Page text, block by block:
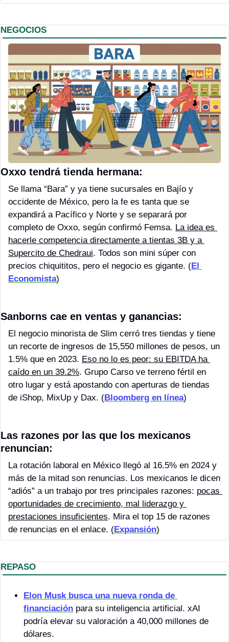
NEGOCIOS
Oxxo tendrá tienda hermana:
Se llama “Bara” y ya tiene sucursales en Bajío y
occidente de México, pero la fe es tanta que se
expandirá a Pacífico y Norte y se separará por
completo de Oxxo, según confirmó Femsa. La idea es
hacerle competencia directamente a tientas 3B y a
Supercito de Chedraui. Todos son mini súper con
precios chiquititos, pero el negocio es gigante. (El
Economista)
Sanborns cae en ventas y ganancias:
El negocio minorista de Slim cerró tres tiendas y tiene
un recorte de ingresos de 15,550 millones de pesos, un
1.5% que en 2023. Eso no lo es peor: su EBITDA ha
caído en un 39.2%. Grupo Carso ve terreno fértil en
otro lugar y está apostando con aperturas de tiendas
de iShop, MixUp y Dax. (Bloomberg en línea)
Las razones por las que los mexicanos
renuncian:
La rotación laboral en México llegó al 16.5% en 2024 y
más de la mitad son renuncias. Los mexicanos le dicen
“adiós” a un trabajo por tres principales razones: pocas
oportunidades de crecimiento, mal liderazgo y
prestaciones insuficientes. Mira el top 15 de razones
de renuncias en el enlace. (Expansión)
REPASO
Elon Musk busca una nueva ronda de
financiación para su inteligencia artificial. xAI
podría elevar su valoración a 40,000 millones de
dólares.